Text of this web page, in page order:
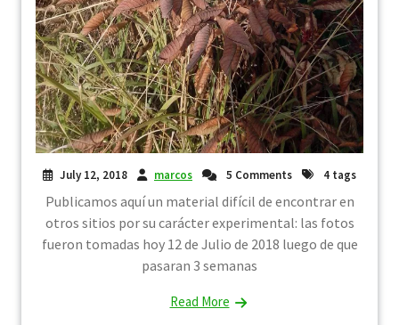
July 12, 2018 marcos 5 Comments 4 tags
Publicamos aquí un material difícil de encontrar en
otros sitios por su carácter experimental: las fotos
fueron tomadas hoy 12 de Julio de 2018 luego de que
pasaran 3 semanas
Read More